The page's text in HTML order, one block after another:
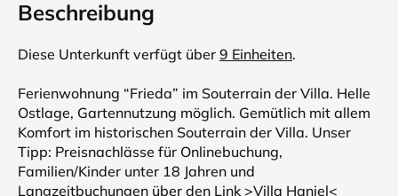
Beschreibung
Diese Unterkunft verfügt über 9 Einheiten.
Ferienwohnung “Frieda” im Souterrain der Villa. Helle
Ostlage, Gartennutzung möglich. Gemütlich mit allem
Komfort im historischen Souterrain der Villa. Unser
Tipp: Preisnachlässe für Onlinebuchung,
Familien/Kinder unter 18 Jahren und
Langzeitbuchungen über den Link >Villa Haniel<